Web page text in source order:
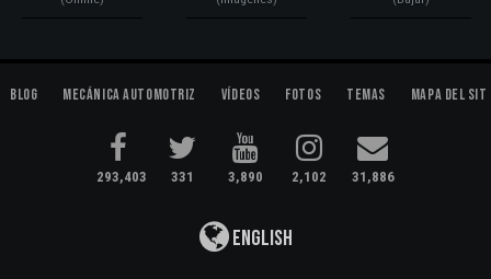
Blog Mecánica Automotriz Vídeos Fotos Temas Mapa del
293,403 331 3,890 2,102 31,886
English